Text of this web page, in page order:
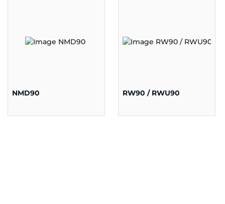
NMD90 RW90 / RWU90